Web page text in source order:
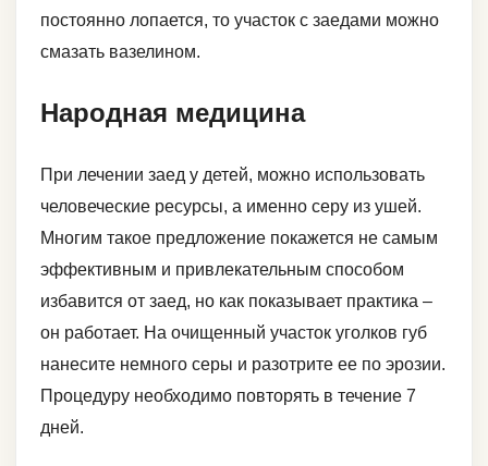
постоянно лопается, то участок с заедами можно
смазать вазелином.
Народная медицина
При лечении заед у детей, можно использовать
человеческие ресурсы, а именно серу из ушей.
Многим такое предложение покажется не самым
эффективным и привлекательным способом
избавится от заед, но как показывает практика –
он работает. На очищенный участок уголков губ
нанесите немного серы и разотрите ее по эрозии.
Процедуру необходимо повторять в течение 7
дней.